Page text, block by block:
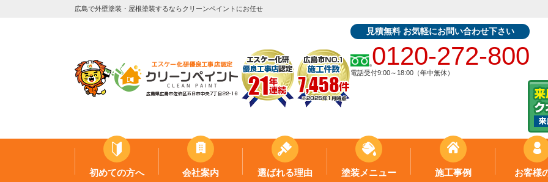
広島で外壁塗装・屋根塗装するならクリーンペイントにお任せ
見積無料 お気軽にお問い合わせ下さい
0120-272-800
電話受付9:00～18:00（年中無休）
初めての方へ 会社案内 選ばれる理由 塗装メニュー 施工事例 お客様